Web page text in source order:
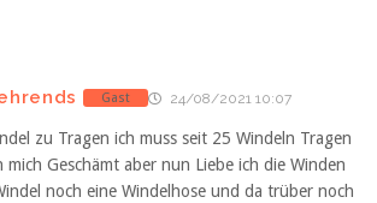
Gast 24/08/2021 10:07
zu Tragen ich muss seit 25 Windeln Tragen
Geschämt aber nun Liebe ich die Winden
noch eine Windelhose und da trüber noch